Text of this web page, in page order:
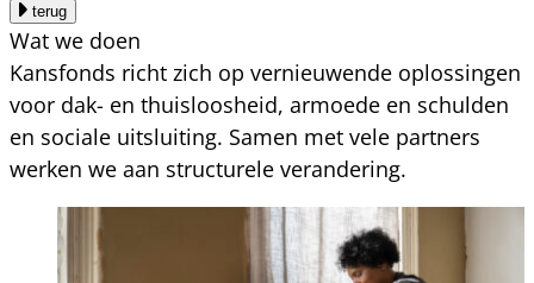
terug
Wat we doen
Kansfonds richt zich op vernieuwende oplossingen
voor dak- en thuisloosheid, armoede en schulden
en sociale uitsluiting. Samen met vele partners
werken we aan structurele verandering.